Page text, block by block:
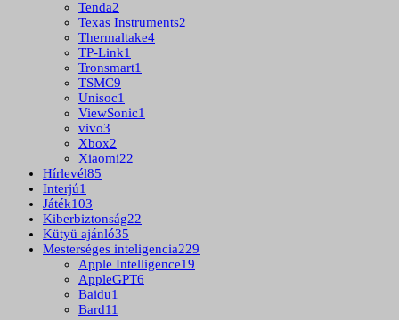
Tenda2
Texas Instruments2
Thermaltake4
TP-Link1
Tronsmart1
TSMC9
Unisoc1
ViewSonic1
vivo3
Xbox2
Xiaomi22
Hírlevél85
Interjú1
Játék103
Kiberbiztonság22
Kütyü ajánló35
Mesterséges inteligencia229
Apple Intelligence19
AppleGPT6
Baidu1
Bard11